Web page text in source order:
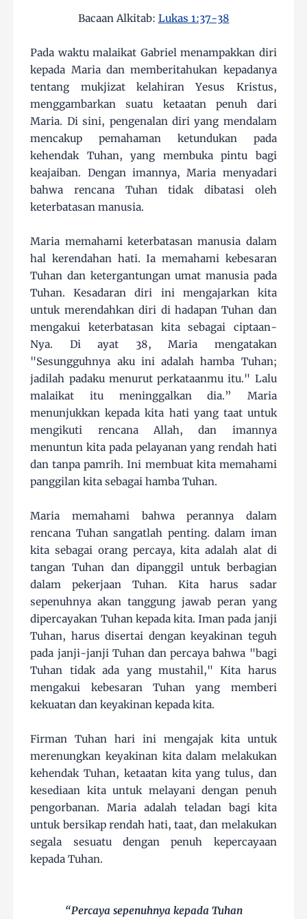
Bacaan Alkitab: Lukas 1:37-38
Pada waktu malaikat Gabriel menampakkan diri
kepada Maria dan memberitahukan kepadanya
tentang mukjizat kelahiran Yesus Kristus,
menggambarkan suatu ketaatan penuh dari
Maria. Di sini, pengenalan diri yang mendalam
mencakup pemahaman ketundukan pada
kehendak Tuhan, yang membuka pintu bagi
keajaiban. Dengan imannya, Maria menyadari
bahwa rencana Tuhan tidak dibatasi oleh
keterbatasan manusia.
Maria memahami keterbatasan manusia dalam
hal kerendahan hati. Ia memahami kebesaran
Tuhan dan ketergantungan umat manusia pada
Tuhan. Kesadaran diri ini mengajarkan kita
untuk merendahkan diri di hadapan Tuhan dan
mengakui keterbatasan kita sebagai ciptaan-
Nya. Di ayat 38, Maria mengatakan
"Sesungguhnya aku ini adalah hamba Tuhan;
jadilah padaku menurut perkataanmu itu." Lalu
malaikat itu meninggalkan dia.” Maria
menunjukkan kepada kita hati yang taat untuk
mengikuti rencana Allah, dan imannya
menuntun kita pada pelayanan yang rendah hati
dan tanpa pamrih. Ini membuat kita memahami
panggilan kita sebagai hamba Tuhan.
Maria memahami bahwa perannya dalam
rencana Tuhan sangatlah penting. dalam iman
kita sebagai orang percaya, kita adalah alat di
tangan Tuhan dan dipanggil untuk berbagian
dalam pekerjaan Tuhan. Kita harus sadar
sepenuhnya akan tanggung jawab peran yang
dipercayakan Tuhan kepada kita. Iman pada janji
Tuhan, harus disertai dengan keyakinan teguh
pada janji-janji Tuhan dan percaya bahwa "bagi
Tuhan tidak ada yang mustahil," Kita harus
mengakui kebesaran Tuhan yang memberi
kekuatan dan keyakinan kepada kita.
Firman Tuhan hari ini mengajak kita untuk
merenungkan keyakinan kita dalam melakukan
kehendak Tuhan, ketaatan kita yang tulus, dan
kesediaan kita untuk melayani dengan penuh
pengorbanan. Maria adalah teladan bagi kita
untuk bersikap rendah hati, taat, dan melakukan
segala sesuatu dengan penuh kepercayaan
kepada Tuhan.
“Percaya sepenuhnya kepada Tuhan